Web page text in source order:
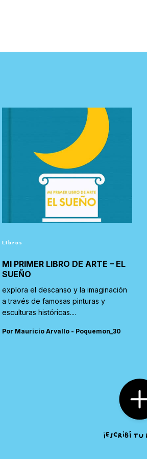
Libros
MI PRIMER LIBRO DE ARTE – EL
SUEÑO
explora el descanso y la imaginación
a través de famosas pinturas y
esculturas históricas....
Por Mauricio Arvallo - Poquemon_30